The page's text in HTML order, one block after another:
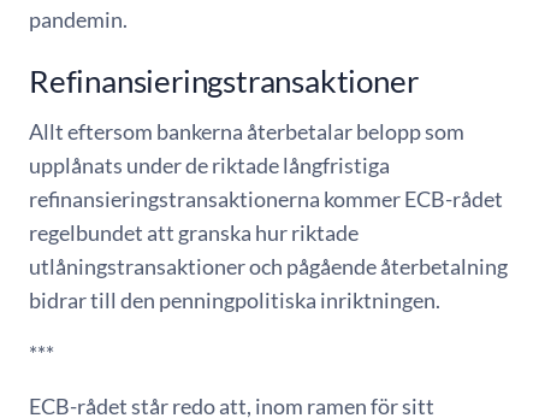
pandemin.
Refinansieringstransaktioner
Allt eftersom bankerna återbetalar belopp som
upplånats under de riktade långfristiga
refinansieringstransaktionerna kommer ECB-rådet
regelbundet att granska hur riktade
utlåningstransaktioner och pågående återbetalning
bidrar till den penningpolitiska inriktningen.
***
ECB-rådet står redo att, inom ramen för sitt